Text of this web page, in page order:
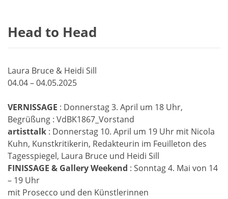
Head to Head
Laura Bruce & Heidi Sill
04.04 – 04.05.2025
VERNISSAGE : Donnerstag 3. April um 18 Uhr,
Begrüßung : VdBK1867_Vorstand
artisttalk : Donnerstag 10. April um 19 Uhr mit Nicola
Kuhn, Kunstkritikerin, Redakteurin im Feuilleton des
Tagesspiegel, Laura Bruce und Heidi Sill
FINISSAGE & Gallery Weekend : Sonntag 4. Mai von 14
– 19 Uhr
mit Prosecco und den Künstlerinnen